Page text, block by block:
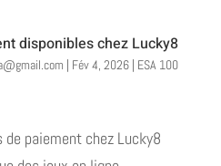
disponibles chez Lucky8
| Fév 4, 2026| ESA 100
paiement chez Lucky8